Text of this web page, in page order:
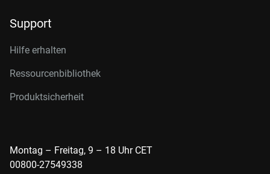
Support
Hilfe erhalten
Ressourcenbibliothek
Produktsicherheit
Montag – Freitag, 9 – 18 Uhr CET
00800-27549338